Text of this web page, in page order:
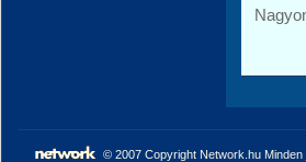
© 2007 Copyright Network.hu Minden